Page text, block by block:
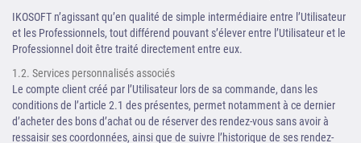
IKOSOFT n’agissant qu’en qualité de simple intermédiaire entre l’Utilisateur
et les Professionnels, tout différend pouvant s’élever entre l’Utilisateur et le
Professionnel doit être traité directement entre eux.
1.2. Services personnalisés associés
Le compte client créé par l’Utilisateur lors de sa commande, dans les
conditions de l’article 2.1 des présentes, permet notamment à ce dernier
d’acheter des bons d’achat ou de réserver des rendez-vous sans avoir à
ressaisir ses coordonnées, ainsi que de suivre l’historique de ses rendez-